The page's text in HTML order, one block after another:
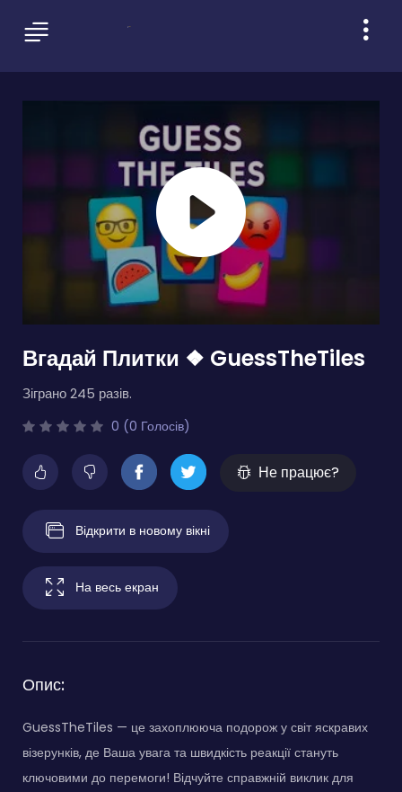
Вгадай Плитки ❖ GuessTheTiles
Зіграно 245 разів.
0 (0 Голосів)
Не працює?
Відкрити в новому вікні
На весь екран
Опис:
GuessTheTiles — це захоплююча подорож у світ яскравих
візерунків, де Ваша увага та швидкість реакції стануть
ключовими до перемоги! Відчуйте справжній виклик для